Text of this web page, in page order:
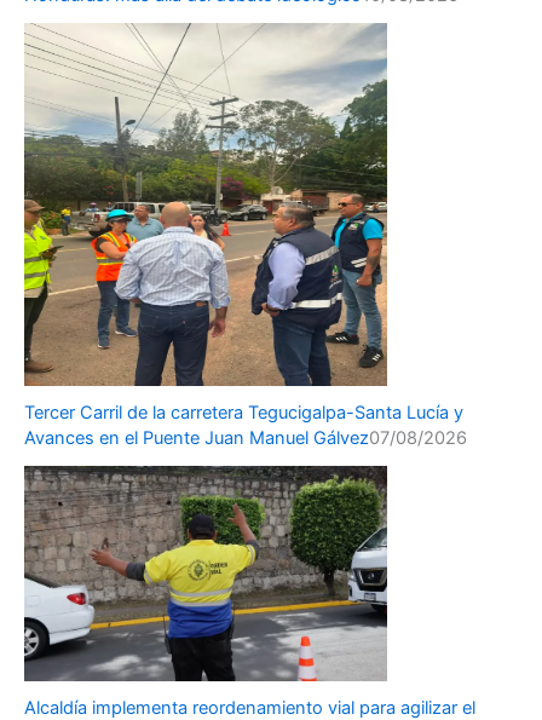
Tercer Carril de la carretera Tegucigalpa-Santa Lucía y
Avances en el Puente Juan Manuel Gálvez07/08/2026
Alcaldía implementa reordenamiento vial para agilizar el